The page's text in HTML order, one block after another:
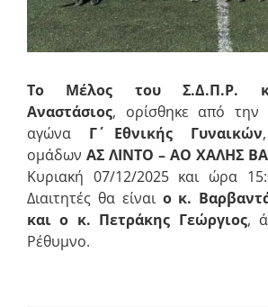
Το Μέλος του Σ.Δ.Π.Ρ. κ.
Αναστάσιος, ορίσθηκε από την
αγώνα Γ΄ Εθνικής Γυναικών
ομάδων ΑΣ ΛΙΝΤΟ – ΑΟ ΧΑΛΗΣ
Κυριακή 07/12/2025 και ώρα
Διαιτητές θα είναι ο κ.
και ο κ. Πετράκης Γεώργιος,
Ρέθυμνο.